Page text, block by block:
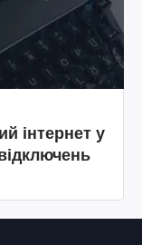
інтернет у